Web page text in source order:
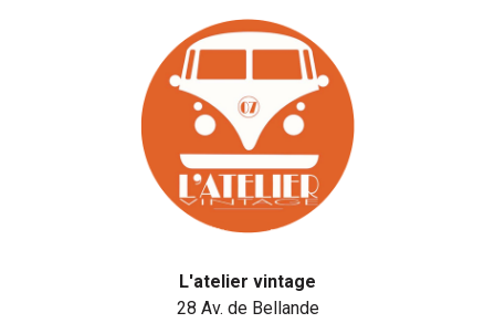
L'atelier vintage
28 Av. de Bellande